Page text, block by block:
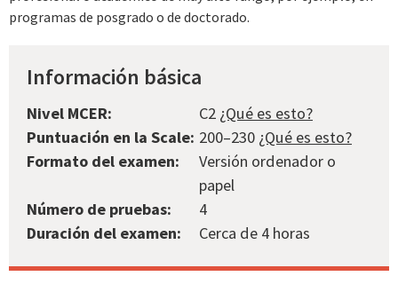
programas de posgrado o de doctorado.
Información básica
Nivel MCER: C2 ¿Qué es esto?
Puntuación en la Scale: 200–230 ¿Qué es esto?
Formato del examen:
Versión ordenador o
papel
Número de pruebas:
4
Duración del examen:
Cerca de 4 horas